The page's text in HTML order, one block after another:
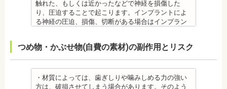
虫歯・歯周病 ・矯正治療中、矯正装置の周りなど、
ブラッシング（歯磨き）しにくい部分ができるた
め、虫歯や歯周炎のリスクが高くなります。
を歯科医師より受けて 、毎日丁寧なブラッシング、
のケアをすることも役立ちます。
・矯正中に虫歯が悪化した場合は、矯正終了後に虫
い。矯正装置を装着したあとに、皮膚や口腔の粘膜
にアレルギー症状が起きた場合は、速やかに歯科医
師の指示を仰いでください。
・矯正をしたい箇所に十分なスペースがない場合
・抜歯する場合は麻酔注射を行います。麻酔の中に
は、成分に心拍数、血圧を上げる作用があるものも
きにしみる「知覚過敏」があらわれる場合がありま
すが、基本的には数日で改善されます。長期間痛む
場合は、歯科医師に相談しましょう。
いるため、金属アレルギーのある方、不安がある方
アレルギー材料を特定し、歯科医師に伝えてくださ
い。矯正装置を装着したあとに、皮膚や口腔の粘膜
にアレルギー症状が起きた場合は、速やかに歯科医
触れた、もしくは近かったなどで神経を損傷した
り、圧迫することで起こります。インプラントによ
る神経の圧迫、損傷、切断がある場合はインプラン
・上あごにインプラントを埋める際に、上顎洞を破
る場合があります。手術した時に感染が生じると蓄
膿症になる場合があります。この場合は、インプラ
ントを除去する場合もあります。また、蓄膿症の治
療には耳鼻咽喉科にて治療が必要な場合もありま
つめ物・かぶせ物(自費の素材)の副作用とリスク
・材質によっては、歯ぎしりや噛みしめる力の強い
方は、破損させてしまう場合があります。そのよう